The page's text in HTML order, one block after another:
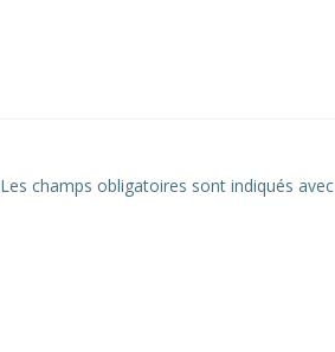
Les champs obligatoires sont indiqués avec